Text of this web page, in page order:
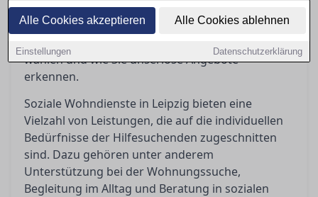
Alle Cookies akzeptieren Alle Cookies ablehnen
Einstellungen Datenschutzerklärung
Angebote und professionelle Betreuung. In
diesem Ratgeber erfahren Sie, welche Fragen Sie
wählen und wie Sie unseriöse Angebote
erkennen.
Soziale Wohndienste in Leipzig bieten eine
Vielzahl von Leistungen, die auf die individuellen
Bedürfnisse der Hilfesuchenden zugeschnitten
sind. Dazu gehören unter anderem
Unterstützung bei der Wohnungssuche,
Begleitung im Alltag und Beratung in sozialen